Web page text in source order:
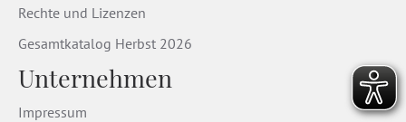
Rechte und Lizenzen
Gesamtkatalog Herbst 2026
Unternehmen
Impressum